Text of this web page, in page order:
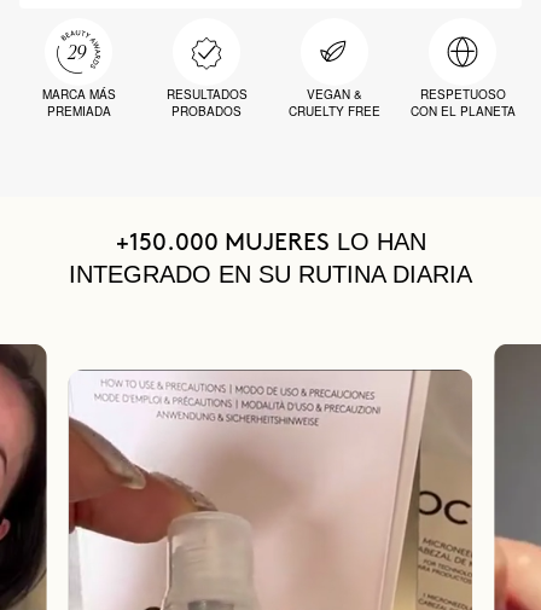
MARCA MÁS
PREMIADA
RESULTADOS
PROBADOS
VEGAN &
CRUELTY FREE
RESPETUOSO
CON EL PLANETA
+150.000 MUJERES LO HAN
INTEGRADO EN SU RUTINA DIARIA